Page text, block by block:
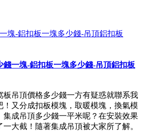
錢一塊-鋁扣板一塊多少錢-吊頂鋁扣板
板吊頂價格多少錢一方有疑惑就聯系我
！又分成扣板模塊，取暖模塊，換氣模
集成吊頂多少錢一平米呢？在安裝效果
一大截！隨著集成吊頂被大家所了解。